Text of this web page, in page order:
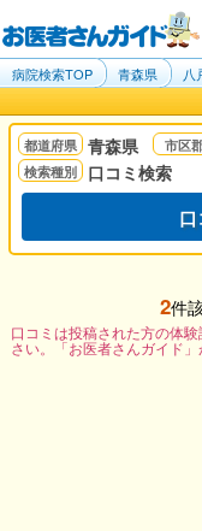
病院検索TOP 青森県 八
青森県
口コミ検索
2件
口コミは投稿された方の体
さい。「お医者さんガイド